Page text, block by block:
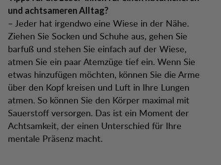
und achtsameren Alltag?
– Jeder hat irgendwo eine Wiese in der Nähe.
Ziehen Sie Socken und Schuhe aus, gehen Sie
barfuß und stehen Sie einfach auf der Wiese,
atmen Sie ein paar Atemzüge tief ein. Wenn Sie
etwas hinzufügen möchten, können Sie die Arme
über den Kopf kreisen und Luft in Ihre Lungen
atmen. So können Sie den Körper maximal mit
Sauerstoff versorgen. Das ist ein Moment der
Achtsamkeit, der einen Unterschied für Ihre
mentale Präsenz macht.